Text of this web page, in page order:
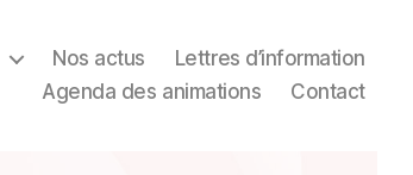
Nos actus
Lettres d’information
Agenda des animations
Contact